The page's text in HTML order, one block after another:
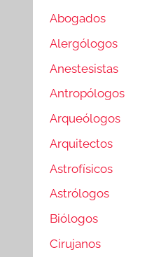
Abogados
Alergólogos
Anestesistas
Antropólogos
Arqueólogos
Arquitectos
Astrofísicos
Astrólogos
Biólogos
Cirujanos